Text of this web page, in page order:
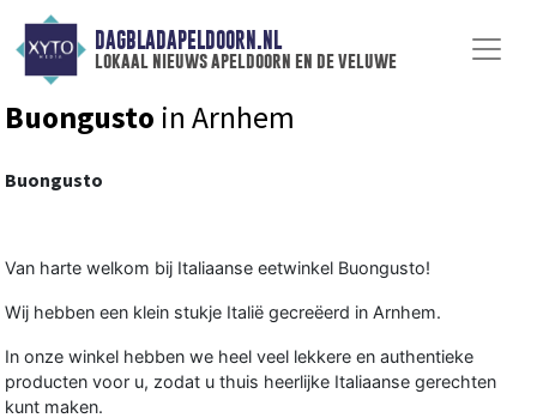
DAGBLADAPELDOORN.NL
lokaal nieuws apeldoorn en de veluwe
Buongusto in Arnhem
Buongusto
Van harte welkom bij Italiaanse eetwinkel Buongusto!
Wij hebben een klein stukje Italië gecreëerd in Arnhem.
In onze winkel hebben we heel veel lekkere en authentieke
producten voor u, zodat u thuis heerlijke Italiaanse gerechten
kunt maken.